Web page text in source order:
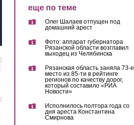
еще по теме
Олег Шалаев отпущен под
домашний арест
Фото: аппарат губернатора
Рязанской области возглавил
выходец из Челябинска
Рязанская область заняла 73-е
место из 85-ти в рейтинге
регионов по качеству дорог,
который составило «РИА
Новости»
Исполнилось полтора года со
дня ареста Константина
Смирнова